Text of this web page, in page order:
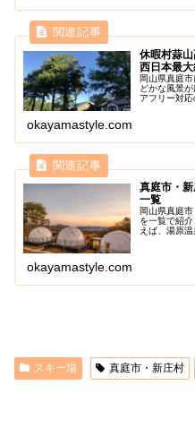
休暇村蒜
西日本最大
岡山県真庭
どかな風景
アフリー対
設備や環境
okayamastyle.com
真庭市・
一覧
岡山県真庭
を一覧で紹
えば、湯原
okayamastyle.com
スキー場 真庭市・新庄村